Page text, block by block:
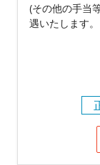
(その他の手当
遇いたします